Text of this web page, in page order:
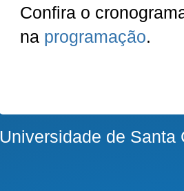
Confira o
na programação.
Universidade de Santa